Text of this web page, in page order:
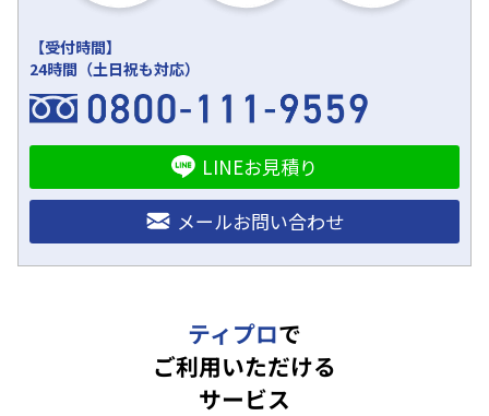
【受付時間】
24時間（土日祝も対応）
LINEお見積り
メールお問い合わせ
ティプロで
ご利用いただける
サービス